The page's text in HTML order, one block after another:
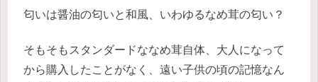
匂いは醤油の匂いと和風、いわゆるなめ茸の匂い？
そもそもスタンダードななめ茸自体、大人になって
から購入したことがなく、遠い子供の頃の記憶なん